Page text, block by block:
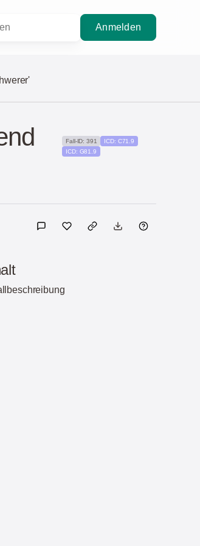
Anmelden
Fall-ID: 391
ICD: C71.9
ICD: G81.9